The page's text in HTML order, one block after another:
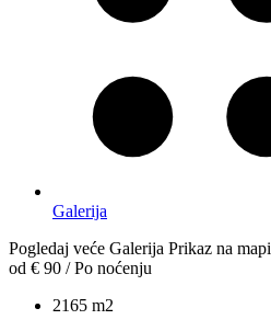
Galerija
Pogledaj veće Galerija Prikaz na mapi
od € 90 / Po noćenju
2165 m2